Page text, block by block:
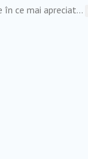
ce mai apreciat...